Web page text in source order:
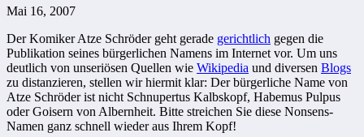
Mai 16, 2007
Der Komiker Atze Schröder geht gerade gerichtlich gegen die
Publikation seines bürgerlichen Namens im Internet vor. Um uns
deutlich von unseriösen Quellen wie Wikipedia und diversen Blogs
zu distanzieren, stellen wir hiermit klar: Der bürgerliche Name von
Atze Schröder ist nicht Schnupertus Kalbskopf, Habemus Pulpus
oder Goisern von Albernheit. Bitte streichen Sie diese Nonsens-
Namen ganz schnell wieder aus Ihrem Kopf!